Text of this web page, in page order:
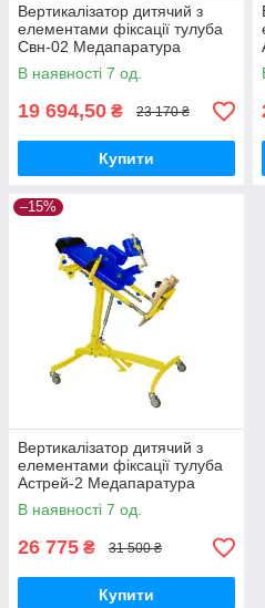
Вертикалізатор дитячий з
елементами фіксації тулуба
Свн-02 Медапаратура
В наявності 7 од.
19 694,50 ₴ 23 170 ₴
Купити
–15%
Вертикалізатор дитячий з
елементами фіксації тулуба
Астрей-2 Медапаратура
В наявності 7 од.
26 775 ₴ 31 500 ₴
Купити